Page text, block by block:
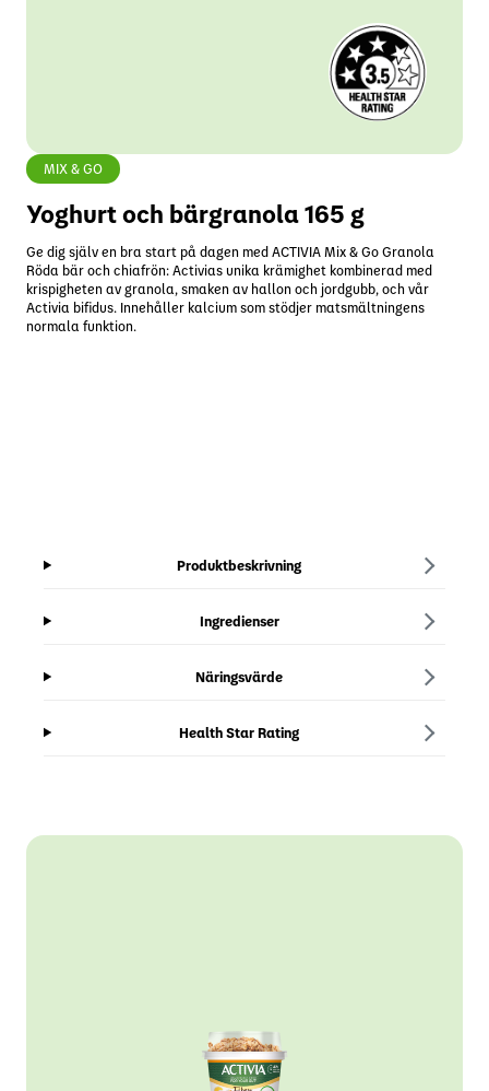
MIX & GO
Yoghurt och bärgranola 165 g
Ge dig själv en bra start på dagen med ACTIVIA Mix & Go Granola
Röda bär och chiafrön: Activias unika krämighet kombinerad med
krispigheten av granola, smaken av hallon och jordgubb, och vår
Activia bifidus. Innehåller kalcium som stödjer matsmältningens
normala funktion.
Produktbeskrivning
Ingredienser
Näringsvärde
Health Star Rating